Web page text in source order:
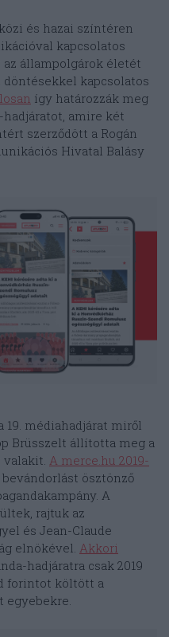
és hazai színtéren
kapcsolatos
az állampolgárok életét
kapcsolatos
így határozzák meg
amire két
szerződött a Rogán
Hivatal Balásy
médiahadjárat miről
Brüsszelt állította meg a
valakit. A merce.hu 2019-
ösztönző
A
rajtuk az
és Jean-Claude
elnökével. Akkori
hadjáratra csak 2019
forintot költött a
egyebekre.